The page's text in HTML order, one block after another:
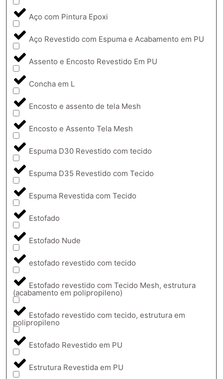
Aço com Pintura Epoxi
Aço Revestido com Espuma e Acabamento em PU
Assento e Encosto Revestido Em PU
Concha em L
Encosto e assento de tela Mesh
Encosto e Assento Tela Mesh
Espuma D30 Revestido com tecido
Espuma D35 Revestido com Tecido
Espuma Revestida com Tecido
Estofado
Estofado Nude
estofado revestido com tecido
Estofado revestido com Tecido Mesh, estrutura
(acabamento em polipropileno)
Estofado revestido com tecido, estrutura em
polipropileno
Estofado Revestido em PU
Estrutura Revestida em PU